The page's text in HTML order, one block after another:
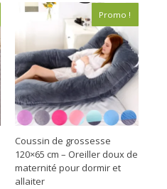
Promo !
Coussin de grossesse
120×65 cm – Oreiller doux de
maternité pour dormir et
allaiter
Le
prix
était :
84,90 €.
Le
prix
actuel
est :
69,90 €.